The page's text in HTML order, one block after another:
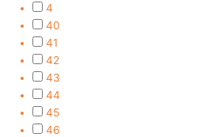
4
40
41
42
43
44
45
46